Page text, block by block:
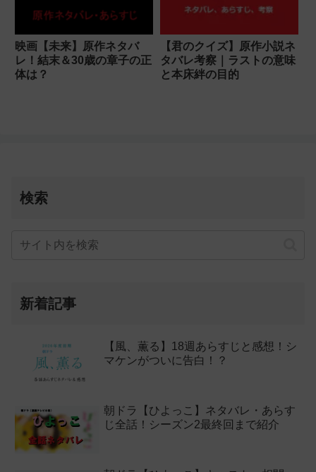
映画【未来】原作ネタバ
レ！結末＆30歳の章子の正
体は？
【君のクイズ】原作小説ネ
タバレ考察｜ラストの意味
と本床絆の目的
検索
新着記事
【風、薫る】18週あらすじと感想！シ
マケンがついに告白！？
朝ドラ【ひよっこ】ネタバレ・あらす
じ全話！シーズン2最終回まで紹介